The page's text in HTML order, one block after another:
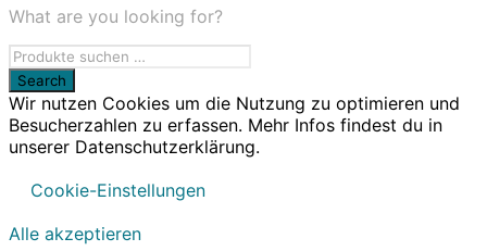
What are you looking for?
Wir nutzen Cookies um die Nutzung zu optimieren und
Besucherzahlen zu erfassen. Mehr Infos findest du in
unserer Datenschutzerklärung.
Cookie-Einstellungen
Alle akzeptieren